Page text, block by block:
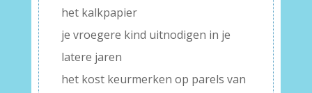
het kalkpapier
je vroegere kind uitnodigen in je
latere jaren
het kost keurmerken op parels van